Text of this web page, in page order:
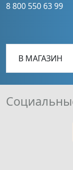
8 800 550 63 99
В МАГАЗИН